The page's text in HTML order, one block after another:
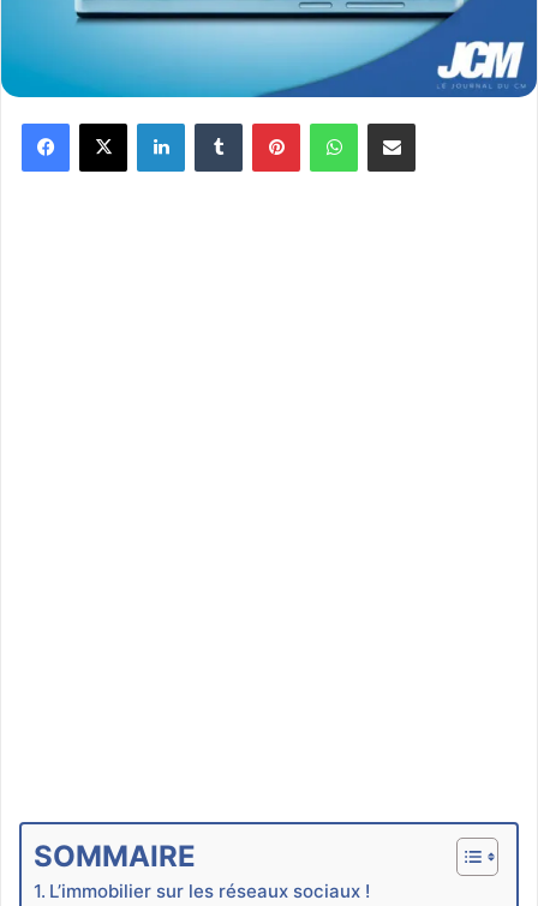
SOMMAIRE
L’immobilier sur les réseaux sociaux !